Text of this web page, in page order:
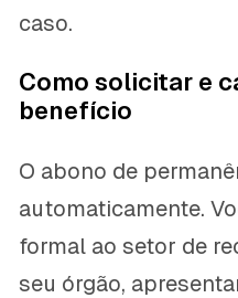
caso.
Como solicitar e
benefício
O abono de
automaticamente.
formal ao setor de
seu órgão,